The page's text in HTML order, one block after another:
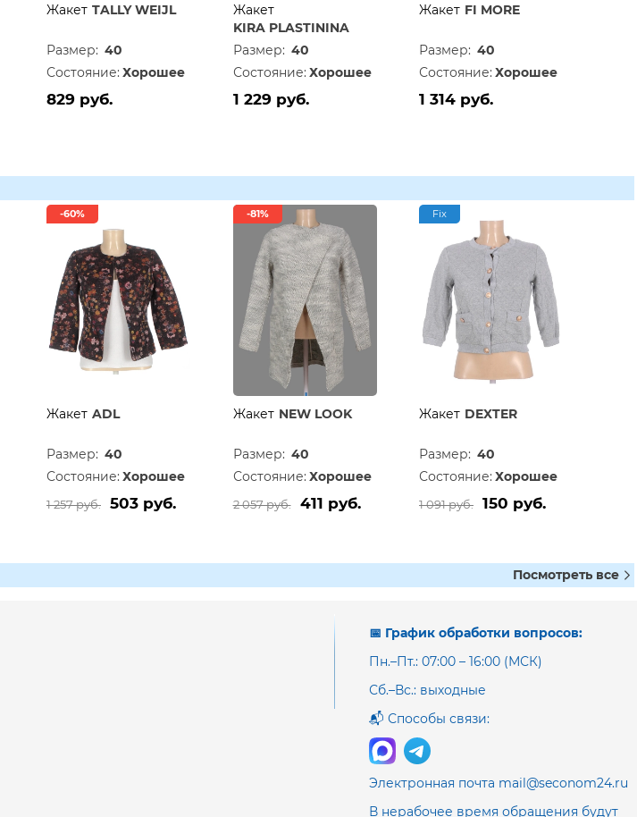
Жакет TALLY WEIJL
Размер: 40
Состояние: Хорошее
829 руб.
Жакет
KIRA PLASTININA
Размер: 40
Состояние: Хорошее
1 229 руб.
Жакет FI MORE
Размер: 40
Состояние: Хорошее
1 314 руб.
-60%
Жакет ADL
Размер: 40
Состояние: Хорошее
1 257 руб. 503 руб.
-81%
Жакет NEW LOOK
Размер: 40
Состояние: Хорошее
2 057 руб. 411 руб.
Fix
Жакет DEXTER
Размер: 40
Состояние: Хорошее
1 091 руб. 150 руб.
Посмотреть все
📅 График обработки вопросов:
Пн.–Пт.: 07:00 – 16:00 (МСК)
Сб.–Вс.: выходные
📬 Способы связи:
Электронная почта mail@seconom24.ru
В нерабочее время обращения будут